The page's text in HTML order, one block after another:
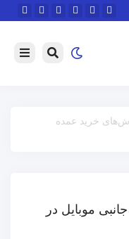
خرید عمده
موبایل در